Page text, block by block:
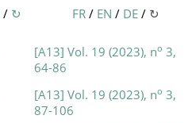
/ ↻ FR / EN / DE / ↻
[A13] Vol. 19 (2023), no 3,
64-86
[A13] Vol. 19 (2023), no 3,
87-106